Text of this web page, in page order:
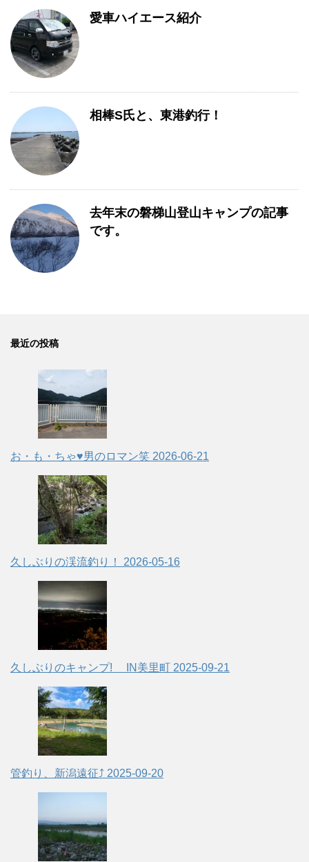
愛車ハイエース紹介
相棒S氏と、東港釣行！
去年末の磐梯山登山キャンプの記事
です。
最近の投稿
お・も・ちゃ♥男のロマン笑 2026-06-21
久しぶりの渓流釣り！ 2026-05-16
久しぶりのキャンプ! IN美里町 2025-09-21
管釣り、新潟遠征⤴ 2025-09-20